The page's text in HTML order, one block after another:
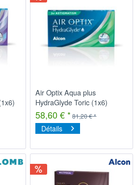
Air Optix Aqua plus
HydraGlyde Toric (1x6)
58,60 € * 81,20 € *
Détails